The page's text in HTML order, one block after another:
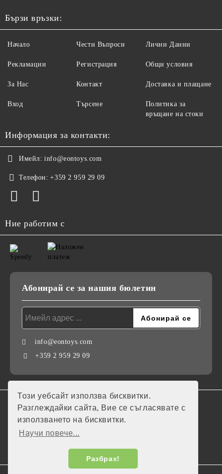
Този уебсайт използва бисквитки.
Разглеждайки сайта, Вие се съгласявате с
използването на бисквитки.
Научи повече...
Разбрах!
Бързи връзки:
Начало
Рекламации
За Нас
Вход
Чести Въпроси
Регистрация
Контакт
Търсене
Лични Данни
Общи условия
Доставка и плащане
Политика за
връщане на стоки
Информация за контакти:
Имейл: info@eontoys.com
Телефон: +359 2 959 29 09
Ние работим с
Абонирай се за нашия бюлетин
info@eontoys.com
+359 2 959 29 09
GDPR
Нашият онлайн магазин е 100% съобразен с GDPR.